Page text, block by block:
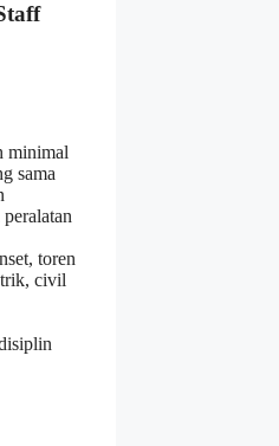
minimal
sama
toren
civil